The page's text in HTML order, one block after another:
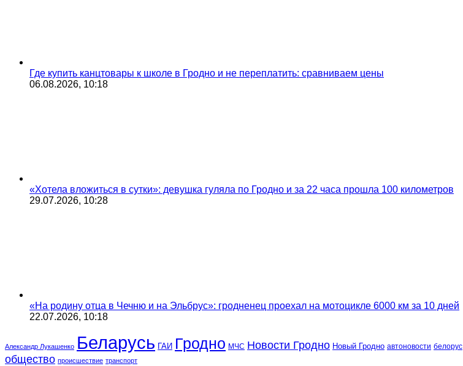
Где купить канцтовары к школе в Гродно и не переплатить: сравниваем цены
06.08.2026, 10:18
«Хотела вложиться в сутки»: девушка гуляла по Гродно и за 22 часа прошла 100 километров
29.07.2026, 10:28
«На родину отца в Чечню и на Эльбрус»: гродненец проехал на мотоцикле 6000 км за 10 дней
22.07.2026, 10:18
Александр Лукашенко Беларусь ГАИ Гродно МЧС Новости Гродно Новый Гродно автоновости белорус
общество происшествие транспорт